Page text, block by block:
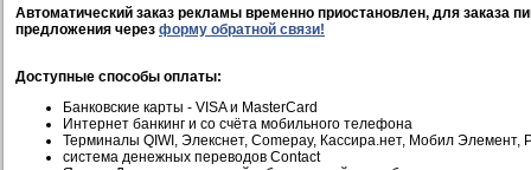
Автоматический заказ рекламы временно приостановлен, для заказа
предложения через форму обратной связи!
Доступные способы оплаты:
Банковские карты - VISA и MasterCard
Интернет банкинг и со счёта мобильного телефона
Терминалы QIWI, Элекснет, Comepay, Кассира.нет, Мобил Элемент,
система денежных переводов Contact